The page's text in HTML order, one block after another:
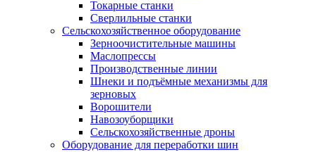
Токарные станки
Сверлильные станки
Сельскохозяйственное оборудование
Зерноочистительные машины
Маслопрессы
Производственные линии
Шнеки и подъёмные механизмы для
зерновых
Ворошители
Навозоуборщики
Сельскохозяйственные дроны
Оборудование для переработки шин